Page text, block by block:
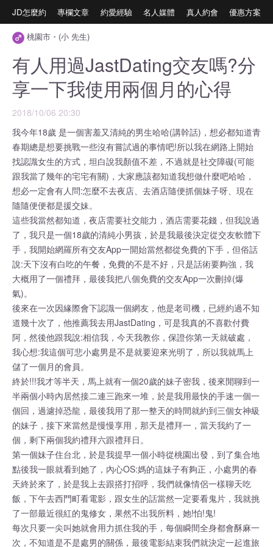
JD怎麼約 專欄文章 約愛經驗 名人媒體 真人約會 優惠方案
桃園市・(小 先生)
有人用過JastDating交友嗎?分
享一下我使用兩個月的心得
2018/10/06 20:30
我今年18歲 是一個害羞又清純的男生哈哈(講幹話)，想必都知道青
春期總是想要挑戰一些沒有嘗試過的事情吧!所以我在網路上開始
找認識女生的方式，坦白說我顏值不差，不過就是社交障礙(可能
跟我當了幾年的宅宅有關)，大家應該都知道我想做什麼吧哈哈，
想必一定會有人問:怎麼不去夜店、去酒店隨便抓個妹子呀、現在
隨隨便便都是援交妹。
這些我當然都知道，夜店需要社交能力，酒店需要花錢，但我說過
了，我只是一個18歲的清純小男孩，於是我最後決定從交友軟體下
手，我開始網羅所有交友App一開始當然都從免費的下手，但俗話
說:天下沒有白吃的午餐，免費的不是不好，只是話術要夠強，我
大概用了一個禮拜，最後我把八個免費的交友App一次刪掉(爆
氣)。
後來在一次因緣際會下認識一個網友，他是老司機，已經約過不知
道幾十次了，他推薦我去用JastDating，可是我真的不喜歡付費
阿，然後他跟我說:相信我，今天我教你，保證你第一天就破處，
我心想:我這個可悲小處男是不是就要迎來光明了，所以我就馬上
儲了一個月的會員。
終於!!!我才等半天，馬上就有一個20歲的妹子密我，後來閒聊到一
半兩個小時內居然接二連三跑來一堆，於是我用最快的手速一個一
個回，過濾掉恐龍，最後我用了那一整天的時間就約到三個女神級
的妹子，接下來當然是慢慢享用，那天是禮拜一，當天我約了一
個，剩下兩個我約禮拜六跟禮拜日。
第一個妹子住台北，於是我提早一個小時從桃園出發，到了集合地
點後我一眼就看到她了，內心OS:媽的這妹子有夠正，小處男的春
天終於來了，於是我上去跟搭打招呼，我們就像情侶一樣聊天吃
飯，下午去西門町看電影，跟女生的話當然一定要看鬼片，我就挑
了一部最近很紅的鬼修女，果然不出我所料，她!怕!鬼!
每次只要一尖叫她就會用力抓住我的手，每個瞬間全身都會酥麻一
次，不知道是不是處男的關係，最後電影結束我們就決定一起進旅